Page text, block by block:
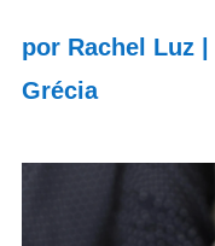
por Rachel Luz|
Grécia